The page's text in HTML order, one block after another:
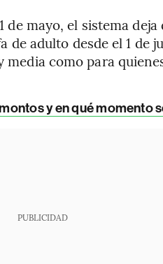
de mayo, el sistema
adulto desde el 1 de
como para
y en qué momento
PUBLICIDAD